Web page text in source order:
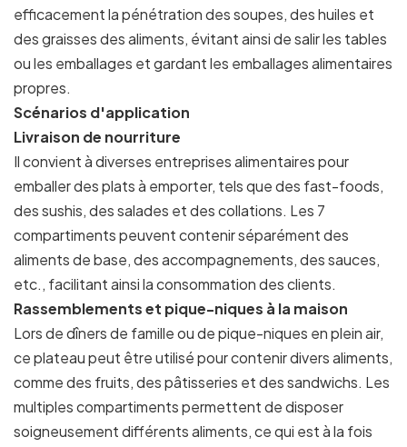
efficacement la pénétration des soupes, des huiles et
des graisses des aliments, évitant ainsi de salir les tables
ou les emballages et gardant les emballages alimentaires
propres.
Scénarios d'application
Livraison de nourriture
Il convient à diverses entreprises alimentaires pour
emballer des plats à emporter, tels que des fast-foods,
des sushis, des salades et des collations. Les 7
compartiments peuvent contenir séparément des
aliments de base, des accompagnements, des sauces,
etc., facilitant ainsi la consommation des clients.
Rassemblements et pique-niques à la maison
Lors de dîners de famille ou de pique-niques en plein air,
ce plateau peut être utilisé pour contenir divers aliments,
comme des fruits, des pâtisseries et des sandwichs. Les
multiples compartiments permettent de disposer
soigneusement différents aliments, ce qui est à la fois